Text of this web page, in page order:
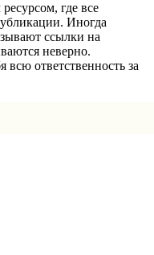
где все
Иногда
ссылки на
неверно.
всю ответственность за